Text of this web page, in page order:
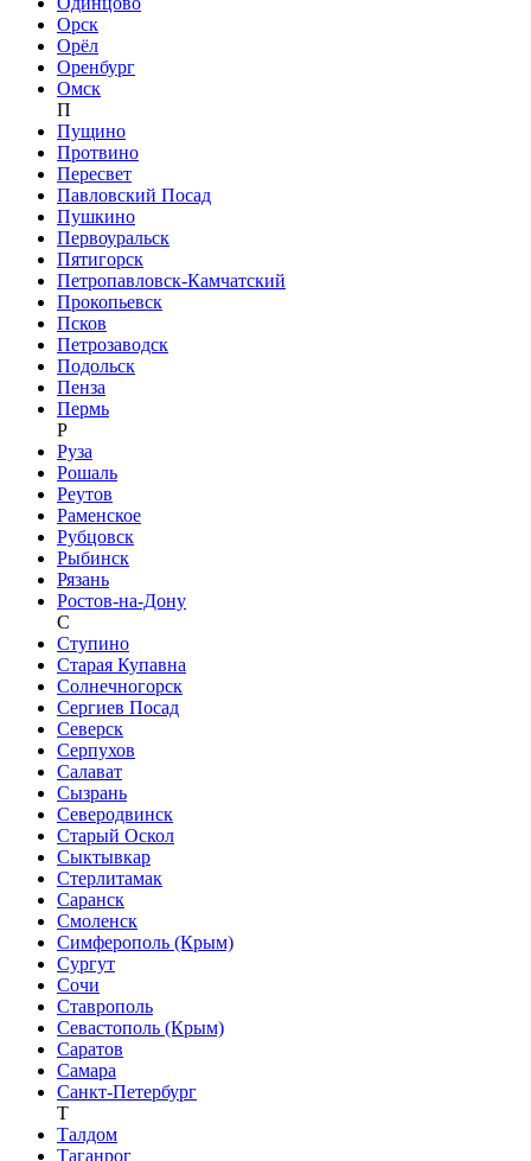
Орск
Орёл
Оренбург
Омск
П
Пущино
Протвино
Пересвет
Павловский Посад
Пушкино
Первоуральск
Пятигорск
Петропавловск-Камчатский
Прокопьевск
Псков
Петрозаводск
Подольск
Пенза
Пермь
Р
Руза
Рошаль
Реутов
Раменское
Рубцовск
Рыбинск
Рязань
Ростов-на-Дону
С
Ступино
Старая Купавна
Солнечногорск
Сергиев Посад
Северск
Серпухов
Салават
Сызрань
Северодвинск
Старый Оскол
Сыктывкар
Стерлитамак
Саранск
Смоленск
Симферополь (Крым)
Сургут
Сочи
Ставрополь
Севастополь (Крым)
Саратов
Самара
Санкт-Петербург
Т
Талдом
Таганрог